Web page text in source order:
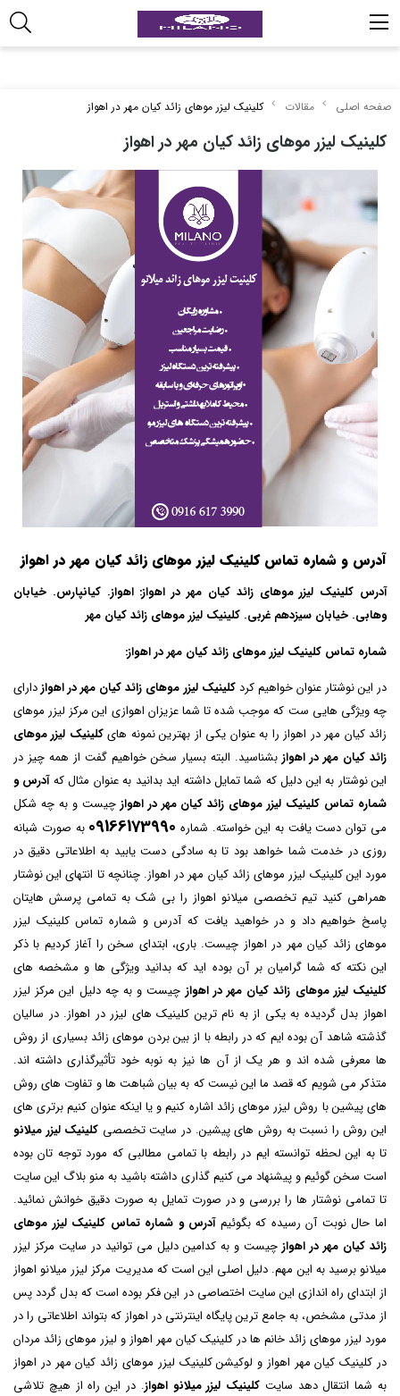
صفحه اصلی مقالات کلینیک لیزر موهای زائد کیان مهر در اهواز
کلینیک لیزر موهای زائد کیان مهر در اهواز
آدرس و شماره تماس کلینیک لیزر موهای زائد کیان مهر در اهواز
آدرس کلینیک لیزر موهای زائد کیان مهر در اهواز: اهواز. کیانپارس. خیابان
وهابی. خیابان سیزدهم غربی. کلینیک لیزر موهای زائد کیان مهر
شماره تماس کلینیک لیزر موهای زائد کیان مهر در اهواز:
در این نوشتار عنوان خواهیم کردکلینیک لیزر موهای زائد کیان مهر در اهوازدارای
چه ویژگی هایی ست که موجب شده تا شما عزیزان اهوازی این مرکز لیزر موهای
زائد کیان مهر در اهواز را به عنوان یکی از بهترین نمونه هایکلینیک لیزر موهای
زائد کیان مهر در اهواز بشناسید. البته بسیار سخن خواهیم گفت از همه چیز در
این نوشتار به این دلیل که شما تمایل داشته اید بدانید به عنوان مثال کهآدرس و
شماره تماس کلینیک لیزر موهای زائد کیان مهر در اهواز چیست و به چه شکل
می توان دست یافت به این خواسته. شماره 09166173990 به صورت شبانه
روزی در خدمت شما خواهد بود تا به سادگی دست یابید به اطلاعاتی دقیق در
مورد این کلینیک لیزر موهای زائد کیان مهر در اهواز. چنانچه تا انتهای این نوشتار
همراهی کنید تیم تخصصی میلانو اهواز را بی شک به تمامی پرسش هایتان
پاسخ خواهیم داد و در خواهید یافت که آدرس و شماره تماس کلینیک لیزر
موهای زائد کیان مهر در اهواز چیست. باری، ابتدای سخن را آغاز کردیم با ذکر
این نکته که شما گرامیان بر آن بوده اید که بدانید ویژگی ها و مشخصه های
کلینیک لیزر موهای زائد کیان مهر در اهواز چیست و به چه دلیل این مرکز لیزر
اهواز بدل گردیده به یکی از به نام ترین کلینیک های لیزر در اهواز. در سالیان
گذشته شاهد آن بوده ایم که در رابطه با از بین بردن موهای زائد بسیاری از روش
ها معرفی شده اند و هر یک از آن ها نیز به نوبه خود تأثیرگذاری داشته اند.
متذکر می شویم که قصد ما این نیست که به بیان شباهت ها و تفاوت های روش
های پیشین با روش لیزر موهای زائد اشاره کنیم و یا اینکه عنوان کنیم برتری های
این روش را نسبت به روش های پیشین. در سایت تخصصی کلینیک لیزر میلانو
تا به این لحظه توانسته ایم در رابطه با تمامی مطالبی که مورد توجه تان بوده
است سخن گوئیم و پیشنهاد می کنیم گذاری داشته باشید به منو بلاگ این سایت
تا تمامی نوشتار ها را بررسی و در صورت تمایل به صورت دقیق خوانش نمائید.
اما حال نوبت آن رسیده که بگوئیمآدرس و شماره تماس کلینیک لیزر موهای
زائد کیان مهر در اهواز چیست و به کدامین دلیل می توانید در سایت مرکز لیزر
میلانو برسید به این مهم. دلیل اصلی این است که مدیریت مرکز لیزر میلانو اهواز
از ابتدای راه اندازی این سایت اختصاصی در این فکر بوده است که بدل گردد پس
از مدتی مشخص، به جامع ترین پایگاه اینترنتی در اهواز که بتواند اطلاعاتی را در
مورد لیزر موهای زائد خانم ها در کلینیک کیان مهر اهواز و لیزر موهای زائد مردان
در کلینیک کیان مهر اهواز و لوکیشن کلینیک لیزر موهای زائد کیان مهر در اهواز
به شما انتقال دهد سایت کلینیک لیزر میلانو اهواز. در این راه از هیچ تلاشی